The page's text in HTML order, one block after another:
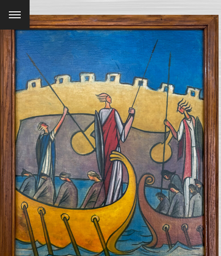
Link
Menu
SEARCH AND PRESS ENTER